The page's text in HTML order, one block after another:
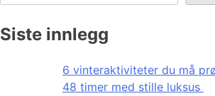
Siste innlegg
6 vinteraktiviteter du må
48 timer med stille luksus